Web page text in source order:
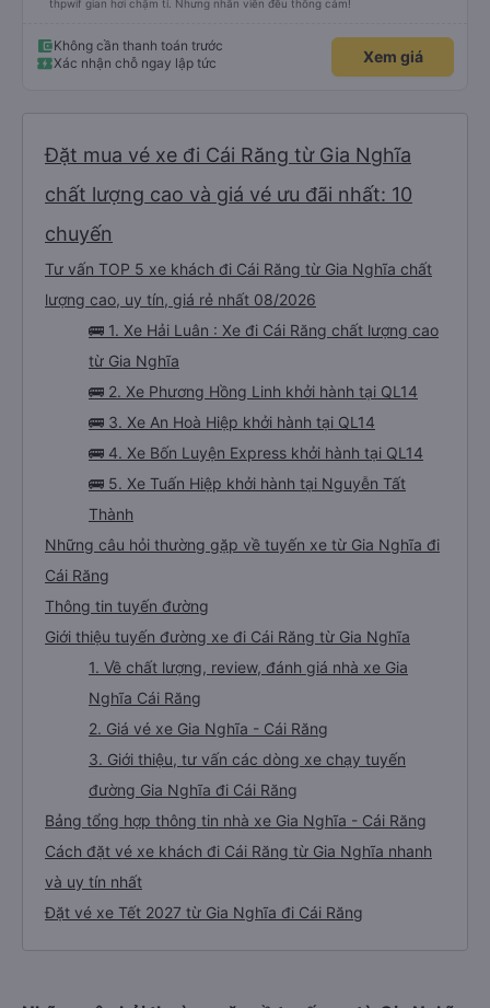
thpwif gian hơi chậm tí. Nhưng nhân viên đều thông cảm!
Không cần thanh toán trước
Xác nhận chỗ ngay lập tức
Xem giá
Đặt mua vé xe đi Cái Răng từ Gia Nghĩa
chất lượng cao và giá vé ưu đãi nhất: 10
chuyến
Tư vấn TOP 5 xe khách đi Cái Răng từ Gia Nghĩa chất
lượng cao, uy tín, giá rẻ nhất 08/2026
🚌 1. Xe Hải Luân : Xe đi Cái Răng chất lượng cao
từ Gia Nghĩa
🚌 2. Xe Phương Hồng Linh khởi hành tại QL14
🚌 3. Xe An Hoà Hiệp khởi hành tại QL14
🚌 4. Xe Bốn Luyện Express khởi hành tại QL14
🚌 5. Xe Tuấn Hiệp khởi hành tại Nguyễn Tất
Thành
Những câu hỏi thường gặp về tuyến xe từ Gia Nghĩa đi
Cái Răng
Thông tin tuyến đường
Giới thiệu tuyến đường xe đi Cái Răng từ Gia Nghĩa
1. Về chất lượng, review, đánh giá nhà xe Gia
Nghĩa Cái Răng
2. Giá vé xe Gia Nghĩa - Cái Răng
3. Giới thiệu, tư vấn các dòng xe chạy tuyến
đường Gia Nghĩa đi Cái Răng
Bảng tổng hợp thông tin nhà xe Gia Nghĩa - Cái Răng
Cách đặt vé xe khách đi Cái Răng từ Gia Nghĩa nhanh
và uy tín nhất
Đặt vé xe Tết 2027 từ Gia Nghĩa đi Cái Răng